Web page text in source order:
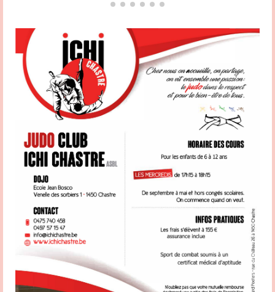
relevant de l’éthique sportive ainsi que toutes les initiatives prises par son cercle
en vue de promouvoir l’éthique sportive ; – D’assurer la promotion ou
l’implémentation des actions menées par la Fédération. Votre contact est Patrick
Hamande Partagez la page